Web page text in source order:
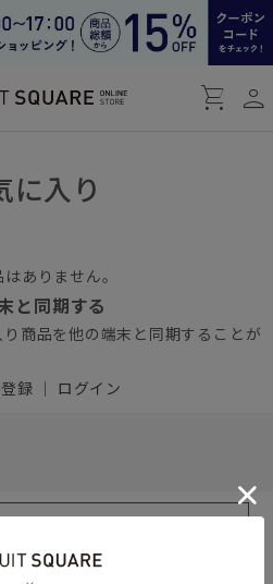
shopping_cart person
に入り
ありません。
と同期する
商品を他の端末と同期することが
録 ｜ ログイン